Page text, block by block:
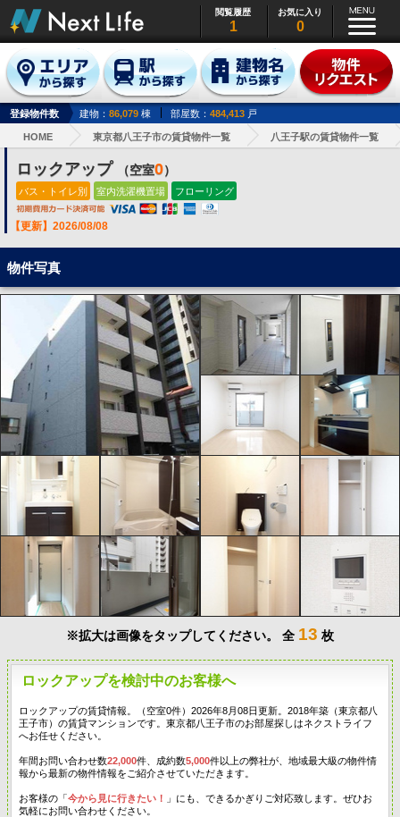
閲覧履歴
1
お気に入り
0
登録物件数 建物： 86,079 棟 部屋数： 484,413 戸
HOME 東京都八王子市の賃貸物件一覧 八王子駅の賃貸物件一覧
ロックアップ （空室0）
バス・トイレ別 室内洗濯機置場 フローリング
【更新】2026/08/08
物件写真
※拡大は画像をタップしてください。 全 13 枚
ロックアップを検討中のお客様へ
ロックアップの賃貸情報。（空室0件）2026年8月08日更新。2018年築（東京都八
王子市）の賃貸マンションです。東京都八王子市のお部屋探しはネクストライフ
へお任せください。
年間お問い合わせ数22,000件、成約数5,000件以上の弊社が、地域最大級の物件情
報から最新の物件情報をご紹介させていただきます。
お客様の「今から見に行きたい！
」にも、できるかぎりご対応致します。ぜひお
気軽にお問い合わせください。